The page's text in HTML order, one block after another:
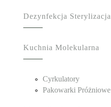
Dezynfekcja Sterylizacja
Kuchnia Molekularna
Cyrkulatory
Pakowarki Próżniowe